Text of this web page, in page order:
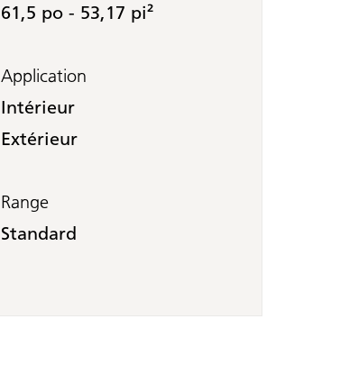
61,5 po - 53,17 pi²
Application
Intérieur
Extérieur
Range
Standard